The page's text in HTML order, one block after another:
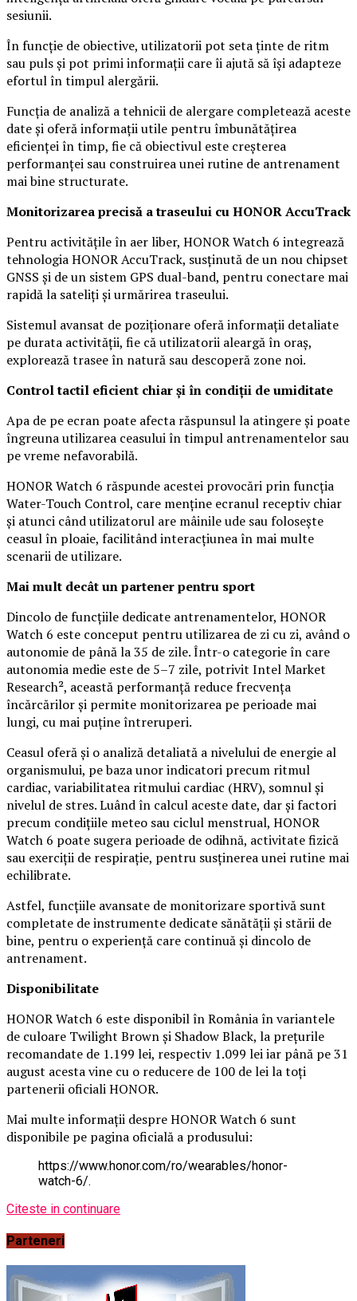
sesiunii.
În funcție de obiective, utilizatorii pot seta ținte de ritm
sau puls și pot primi informații care îi ajută să își adapteze
efortul în timpul alergării.
Funcția de analiză a tehnicii de alergare completează aceste
date și oferă informații utile pentru îmbunătățirea
eficienței în timp, fie că obiectivul este creșterea
performanței sau construirea unei rutine de antrenament
mai bine structurate.
Monitorizarea precisă a traseului cu HONOR AccuTrack
Pentru activitățile în aer liber, HONOR Watch 6 integrează
tehnologia HONOR AccuTrack, susținută de un nou chipset
GNSS și de un sistem GPS dual-band, pentru conectare mai
rapidă la sateliți și urmărirea traseului.
Sistemul avansat de poziționare oferă informații detaliate
pe durata activității, fie că utilizatorii aleargă în oraș,
explorează trasee în natură sau descoperă zone noi.
Control tactil eficient chiar și în condiții de umiditate
Apa de pe ecran poate afecta răspunsul la atingere și poate
îngreuna utilizarea ceasului în timpul antrenamentelor sau
pe vreme nefavorabilă.
HONOR Watch 6 răspunde acestei provocări prin funcția
Water-Touch Control, care menține ecranul receptiv chiar
și atunci când utilizatorul are mâinile ude sau folosește
ceasul în ploaie, facilitând interacțiunea în mai multe
scenarii de utilizare.
Mai mult decât un partener pentru sport
Dincolo de funcțiile dedicate antrenamentelor, HONOR
Watch 6 este conceput pentru utilizarea de zi cu zi, având o
autonomie de până la 35 de zile. Într-o categorie în care
autonomia medie este de 5–7 zile, potrivit Intel Market
Research², această performanță reduce frecvența
încărcărilor și permite monitorizarea pe perioade mai
lungi, cu mai puține întreruperi.
Ceasul oferă și o analiză detaliată a nivelului de energie al
organismului, pe baza unor indicatori precum ritmul
cardiac, variabilitatea ritmului cardiac (HRV), somnul și
nivelul de stres. Luând în calcul aceste date, dar și factori
precum condițiile meteo sau ciclul menstrual, HONOR
Watch 6 poate sugera perioade de odihnă, activitate fizică
sau exerciții de respirație, pentru susținerea unei rutine mai
echilibrate.
Astfel, funcțiile avansate de monitorizare sportivă sunt
completate de instrumente dedicate sănătății și stării de
bine, pentru o experiență care continuă și dincolo de
antrenament.
Disponibilitate
HONOR Watch 6 este disponibil în România în variantele
de culoare Twilight Brown și Shadow Black, la prețurile
recomandate de 1.199 lei, respectiv 1.099 lei iar până pe 31
august acesta vine cu o reducere de 100 de lei la toți
partenerii oficiali HONOR.
Mai multe informații despre HONOR Watch 6 sunt
disponibile pe pagina oficială a produsului:
https://www.honor.com/ro/wearables/honor-
watch-6/.
Citeste in continuare
Parteneri